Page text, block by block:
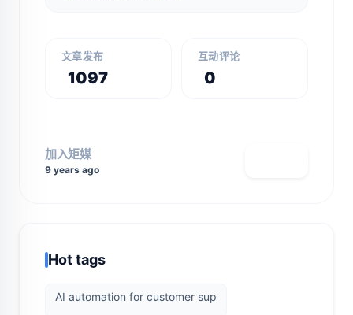
文章发布
1097
互动评论
0
加入矩媒
9 years ago
Hot tags
AI automation for customer sup